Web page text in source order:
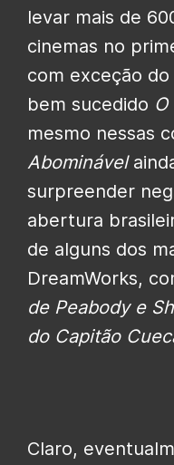
levar mais de
cinemas no
com exceção
bem sucedido
mesmo nessas
Abominável
surpreender
abertura
de alguns dos
DreamWorks,
de Peabody e
do Capitão
Claro,